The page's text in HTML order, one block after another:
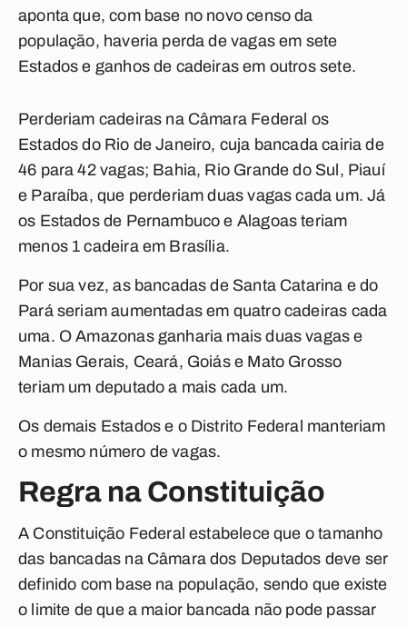
aponta que, com base no novo censo da
população, haveria perda de vagas em sete
Estados e ganhos de cadeiras em outros sete.
Perderiam cadeiras na Câmara Federal os
Estados do Rio de Janeiro, cuja bancada cairia de
46 para 42 vagas; Bahia, Rio Grande do Sul, Piauí
e Paraíba, que perderiam duas vagas cada um. Já
os Estados de Pernambuco e Alagoas teriam
menos 1 cadeira em Brasília.
Por sua vez, as bancadas de Santa Catarina e do
Pará seriam aumentadas em quatro cadeiras cada
uma. O Amazonas ganharia mais duas vagas e
Manias Gerais, Ceará, Goiás e Mato Grosso
teriam um deputado a mais cada um.
Os demais Estados e o Distrito Federal manteriam
o mesmo número de vagas.
Regra na Constituição
A Constituição Federal estabelece que o tamanho
das bancadas na Câmara dos Deputados deve ser
definido com base na população, sendo que existe
o limite de que a maior bancada não pode passar